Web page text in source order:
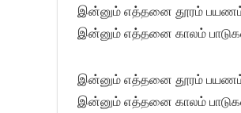
இன்னும் எத்தனை தூரம்
இன்னும் எத்தனை காலம்
இன்னும் எத்தனை தூரம்
இன்னும் எத்தனை காலம்